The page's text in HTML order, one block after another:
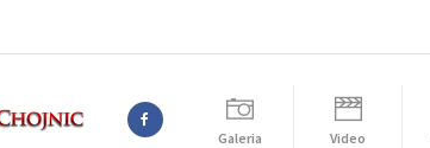
Galeria Video